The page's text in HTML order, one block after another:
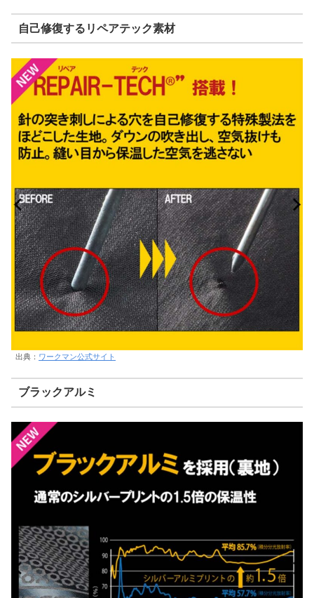
自己修復するリペアテック素材
出典： ワークマン公式サイト
ブラックアルミ